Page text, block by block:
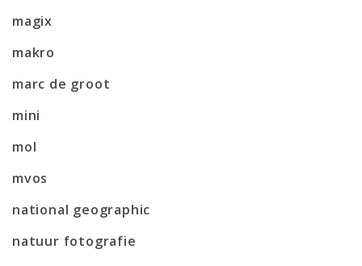
magix
makro
marc de groot
mini
mol
mvos
national geographic
natuur fotografie